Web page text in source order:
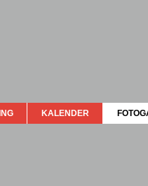
KALENDER